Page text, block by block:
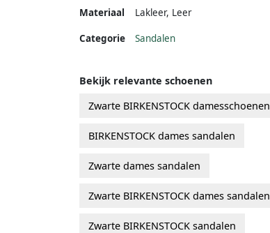
Materiaal
Lakleer, Leer
Categorie Sandalen
Bekijk relevante schoenen
Zwarte BIRKENSTOCK damesschoenen
BIRKENSTOCK dames sandalen
Zwarte dames sandalen
Zwarte BIRKENSTOCK dames sandalen
Zwarte BIRKENSTOCK sandalen